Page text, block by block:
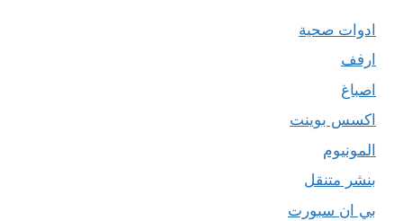
ادوات صحية
ارفف
اصباغ
اكسس بوينت
المونيوم
بنشر متنقل
بي ان سبورت